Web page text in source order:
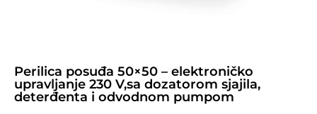
Perilica posuđa 50×50 – elektroničko
upravljanje 230 V,sa dozatorom sjajila,
deterđenta i odvodnom pumpom